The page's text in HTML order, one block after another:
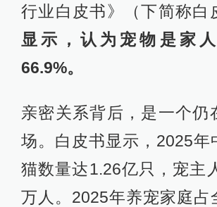
行业白皮书》（下简称白
显示，认为宠物是家
66.9%。
亲密关系背后，是一个仍
场。白皮书显示，2025年
猫数量达1.26亿只，宠主
万人。2025年养宠家庭占